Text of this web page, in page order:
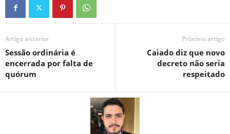
Artigo anterior
Sessão ordinária é
encerrada por falta de
quórum
Próximo artigo
Caiado diz que novo
decreto não seria
respeitado